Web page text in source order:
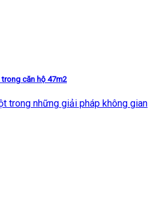
căn hộ 47m2
trong những giải pháp không gian